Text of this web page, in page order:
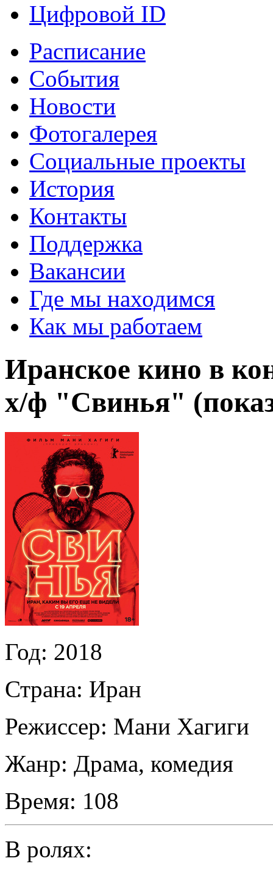
Цифровой ID
Расписание
События
Новости
Фотогалерея
Социальные проекты
История
Контакты
Поддержка
Вакансии
Где мы находимся
Как мы работаем
Иранское кино в
х/ф "Свинья"
Год: 2018
Страна: Иран
Режиссер: Мани Хагиги
Жанр: Драма, комедия
Время: 108
В ролях: